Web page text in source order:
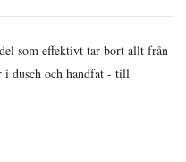
som effektivt tar bort allt från
i dusch och handfat - till